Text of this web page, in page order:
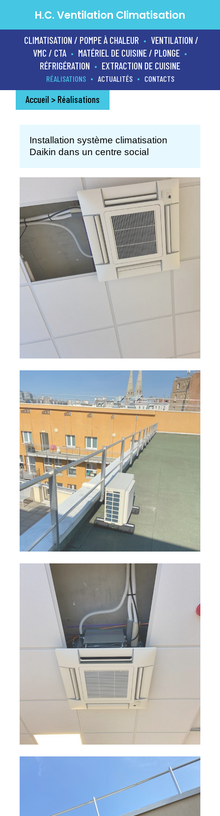
H.C. Ventilation Climatisation
CLIMATISATION / POMPE À CHALEUR • VENTILATION /
VMC / CTA • MATÉRIEL DE CUISINE / PLONGE •
RÉFRIGÉRATION • EXTRACTION DE CUISINE
RÉALISATIONS • ACTUALITÉS • CONTACTS
Accueil > Réalisations
Installation système climatisation
Daikin dans un centre social